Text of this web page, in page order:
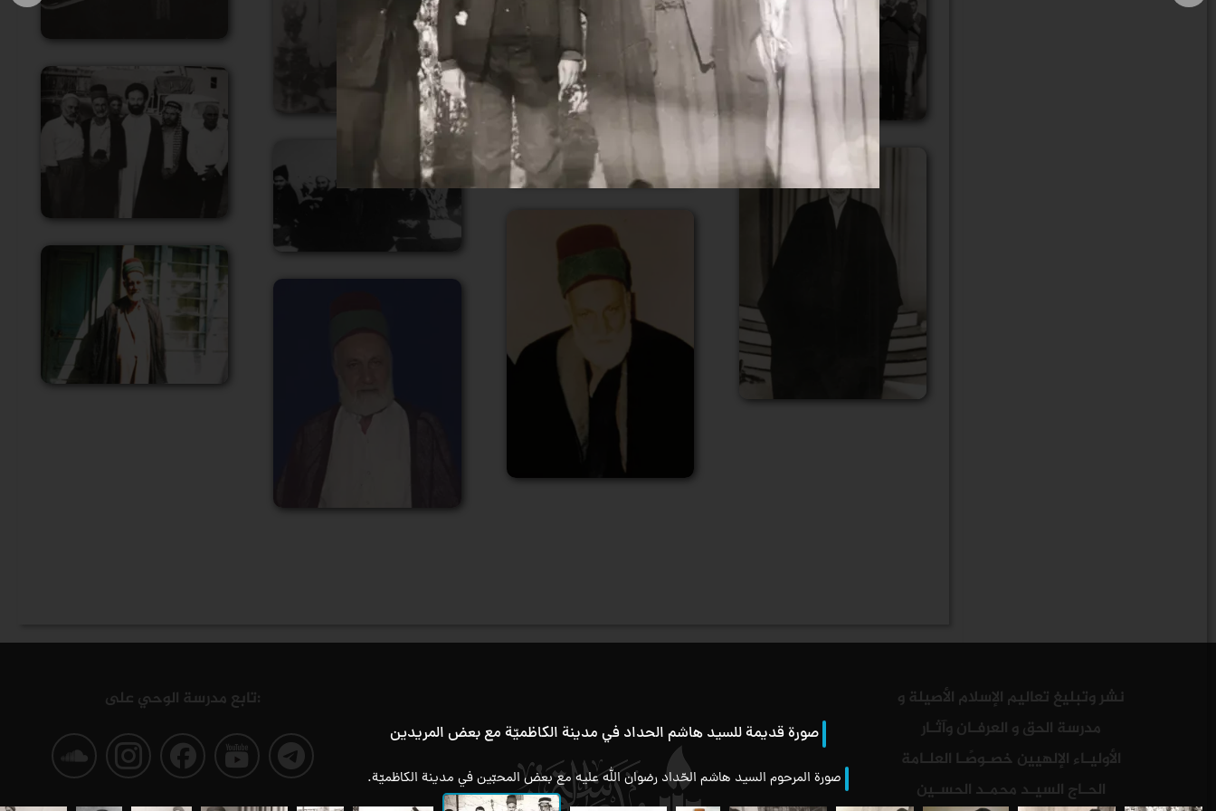
صورة قديمة للسيد هاشم الحداد في مدينة الكاظميّة مع بعض المريدين
صورة المرحوم السيد هاشم الحّداد رضوان الله عليه مع بعض المحبّين في مدينة الكاظميّة.
نشر وتبليغ تعاليم الإسلام الأصيلة و
مدرسة الحق و العرفـان وآثـار
الأوليـاء الإلهيين خصـوصًـا العلـامة
الحـاج السيـد محمـد الحسـين
تابع مدرسة الوحي على:
صفحةصفحةصفحة
صفحةصفحة